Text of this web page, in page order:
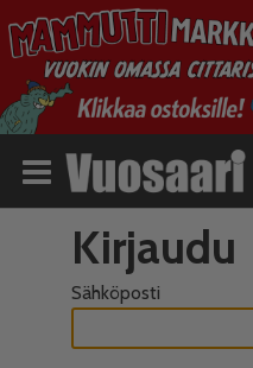
Kirjaudu
Sähköposti